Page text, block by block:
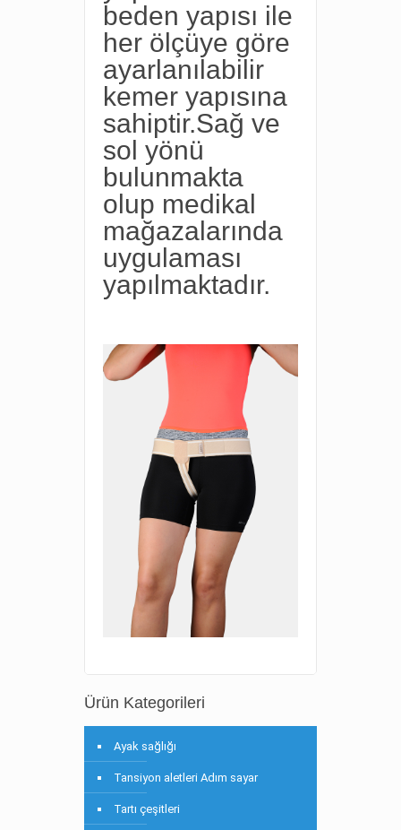
beden yapısı ile
her ölçüye göre
ayarlanılabilir
kemer yapısına
sahiptir.Sağ ve
sol yönü
bulunmakta
olup medikal
mağazalarında
uygulaması
yapılmaktadır.
Ürün Kategorileri
Ayak sağlığı
Tansiyon aletleri Adım sayar
Tartı çeşitleri